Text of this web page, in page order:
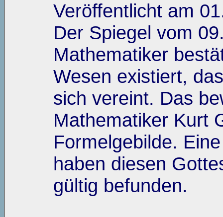
Veröffentlicht am
Der Spiegel vom
Mathematiker
Wesen existiert,
sich vereint. Das
Mathematiker Kurt
Formelgebilde.
haben diesen
gültig befunden.